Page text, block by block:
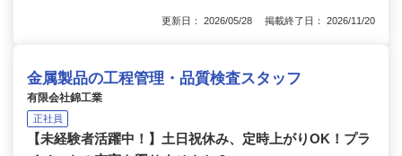
更新日： 2026/05/28 掲載終了日： 2026/11/20
金属製品の工程管理・品質検査スタッフ
有限会社錦工業
正社員
【未経験者活躍中！】土日祝休み、定時上がりOK！プラ